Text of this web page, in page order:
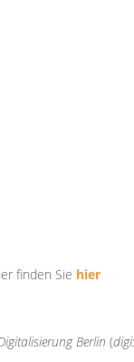
finden Sie hier
Berlin (